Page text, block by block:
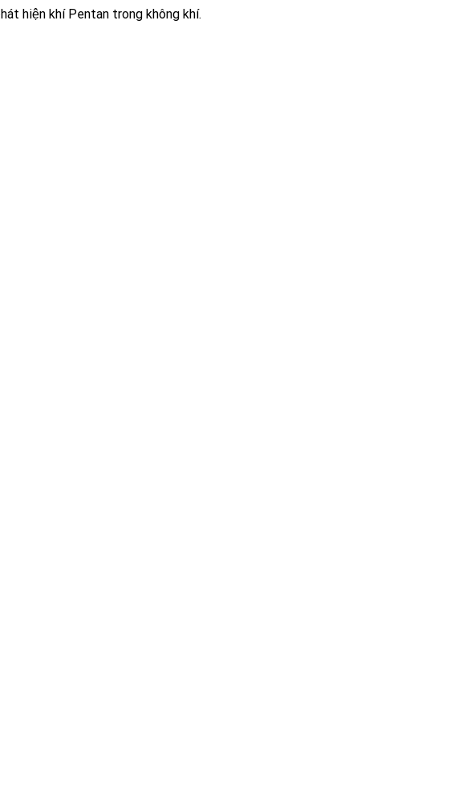
hiện khí Pentan trong không khí.